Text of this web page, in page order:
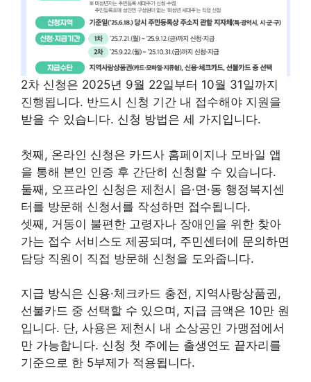
2차 신청은 2025년 9월 22일부터 10월 31일까지
진행됩니다. 반드시 신청 기간 내 접수해야 지원을
받을 수 있습니다. 신청 방법은 세 가지입니다.
첫째, 온라인 신청은 카드사 홈페이지나 모바일 앱
을 통해 본인 인증 후 간단히 신청할 수 있습니다.
둘째, 오프라인 신청은 제천시 읍·면·동 행정복지센
터를 방문해 신청서를 작성하면 접수됩니다.
셋째, 거동이 불편한 고령자나 장애인을 위한 찾아
가는 접수 서비스도 제공되며, 주민센터에 문의하면
담당 직원이 직접 방문해 신청을 도와줍니다.
지급 방식은 신용·체크카드 충전, 지역사랑상품권,
선불카드 중 선택할 수 있으며, 지급 금액은 10만 원
입니다. 단, 사용은 제천시 내 소상공인 가맹점에서
만 가능합니다. 신청 첫 주에는 출생연도 끝자리를
기준으로 한 5부제가 적용됩니다.